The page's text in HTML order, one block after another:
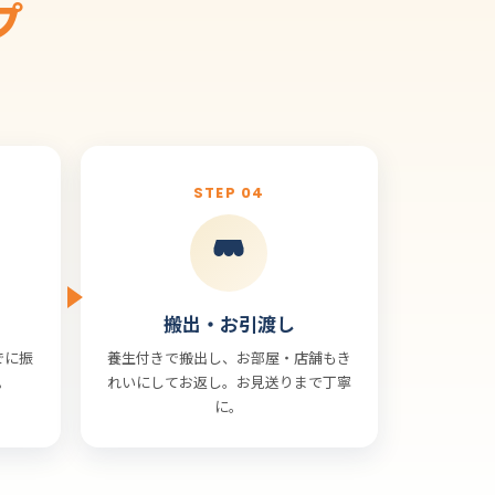
に振
STEP 04
搬出・お引渡し
養生付きで搬出し、お部屋・店舗もき
れいにしてお返し。お見送りまで丁寧
に。